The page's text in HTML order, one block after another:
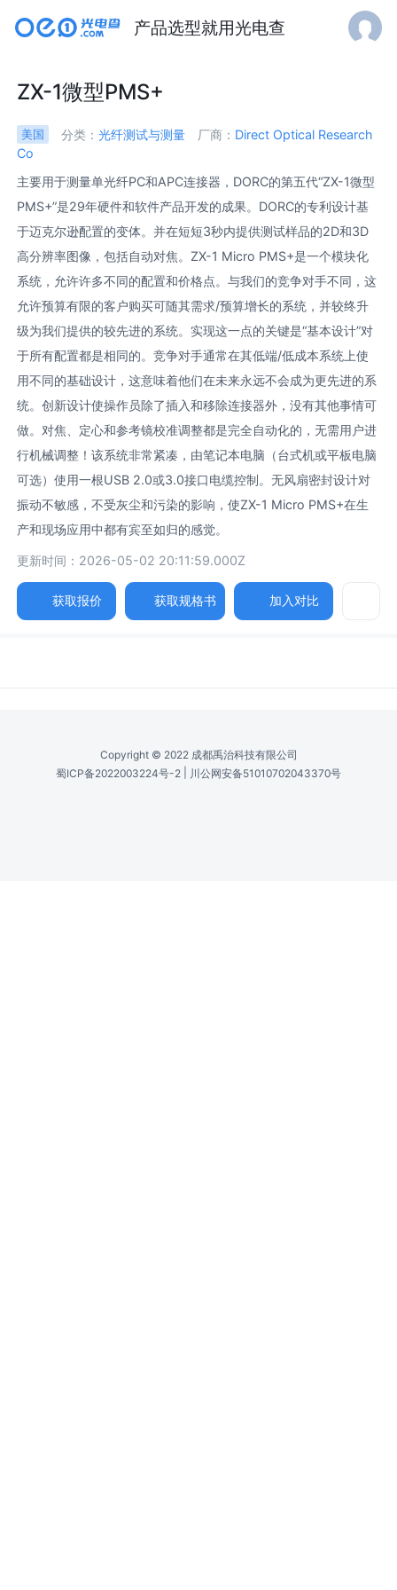
产品选型就用光电查
ZX-1微型PMS+
美国 分类： 光纤测试与测量 厂商： Direct Optical Research
Co
主要用于测量单光纤PC和APC连接器，DORC的第五代“ZX-1微型
PMS+”是29年硬件和软件产品开发的成果。DORC的专利设计基
于迈克尔逊配置的变体。并在短短3秒内提供测试样品的2D和3D
高分辨率图像，包括自动对焦。ZX-1 Micro PMS+是一个模块化
系统，允许许多不同的配置和价格点。与我们的竞争对手不同，这
允许预算有限的客户购买可随其需求/预算增长的系统，并较终升
级为我们提供的较先进的系统。实现这一点的关键是“基本设计”对
于所有配置都是相同的。竞争对手通常在其低端/低成本系统上使
用不同的基础设计，这意味着他们在未来永远不会成为更先进的系
统。创新设计使操作员除了插入和移除连接器外，没有其他事情可
做。对焦、定心和参考镜校准调整都是完全自动化的，无需用户进
行机械调整！该系统非常紧凑，由笔记本电脑（台式机或平板电脑
可选）使用一根USB 2.0或3.0接口电缆控制。无风扇密封设计对
振动不敏感，不受灰尘和污染的影响，使ZX-1 Micro PMS+在生
产和现场应用中都有宾至如归的感觉。
更新时间：2026-05-02 20:11:59.000Z
获取报价 获取规格书 加入对比